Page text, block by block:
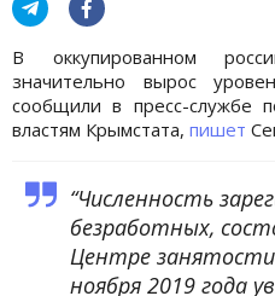
В оккупированном
значительно вырос
сообщили в пресс-службе
властям Крымстата, пишет
“Численность
безработных,
Центре
ноября 2019 года